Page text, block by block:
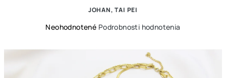
JOHAN, TAI PEI
Priemerné
Neohodnotené Podrobnosti hodnotenia